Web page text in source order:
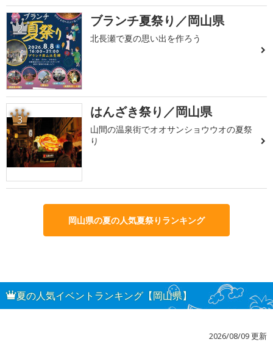
2 ブランチ夏祭り／岡山県
北長瀬で夏の思い出を作ろう
3 はんざき祭り／岡山県
山間の温泉街でオオサンショウウオの夏祭
り
岡山県の夏の人気夏祭りランキング
夏の人気イベントランキング【岡山県】
2026/08/09 更新